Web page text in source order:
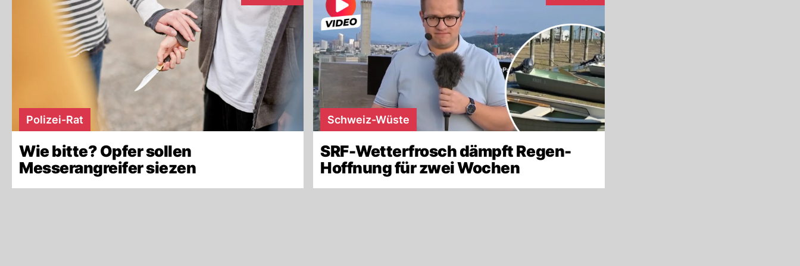
Polizei-Rat
Wie bitte? Opfer sollen
Messerangreifer siezen
Schweiz-Wüste
SRF-Wetterfrosch dämpft Regen-
Hoffnung für zwei Wochen